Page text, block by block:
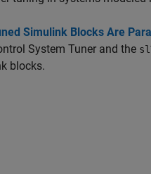
Simulink Blocks Are
System Tuner and the
blocks.